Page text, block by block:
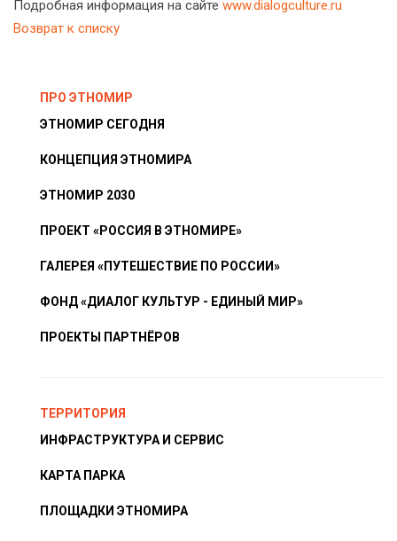
Подробная информация на сайте www.dialogculture.ru
Возврат к списку
ПРО ЭТНОМИР
ЭТНОМИР СЕГОДНЯ
КОНЦЕПЦИЯ ЭТНОМИРА
ЭТНОМИР 2030
ПРОЕКТ «РОССИЯ В ЭТНОМИРЕ»
ГАЛЕРЕЯ «ПУТЕШЕСТВИЕ ПО РОССИИ»
ФОНД «ДИАЛОГ КУЛЬТУР - ЕДИНЫЙ МИР»
ПРОЕКТЫ ПАРТНЁРОВ
ТЕРРИТОРИЯ
ИНФРАСТРУКТУРА И СЕРВИС
КАРТА ПАРКА
ПЛОЩАДКИ ЭТНОМИРА